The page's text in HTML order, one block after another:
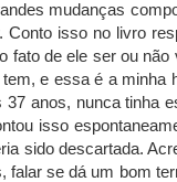
mudanças
isso no livro
de ele ser ou
e essa é a minha
anos, nunca tinha
isso
sido descartada.
falar se dá um bom